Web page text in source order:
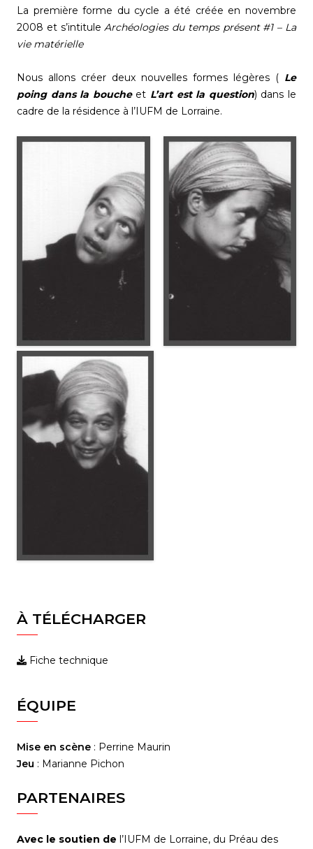
La première forme du cycle a été créée en novembre
2008 et s’intitule Archéologies du temps présent #1 – La
vie matérielle
Nous allons créer deux nouvelles formes légères ( Le
poing dans la boucheet L’art est la question) dans le
cadre de la résidence à l’IUFM de Lorraine.
À TÉLÉCHARGER
Fiche technique
ÉQUIPE
Mise en scène : Perrine Maurin
Jeu : Marianne Pichon
PARTENAIRES
Avec le soutien de l’IUFM de Lorraine, du Préau des